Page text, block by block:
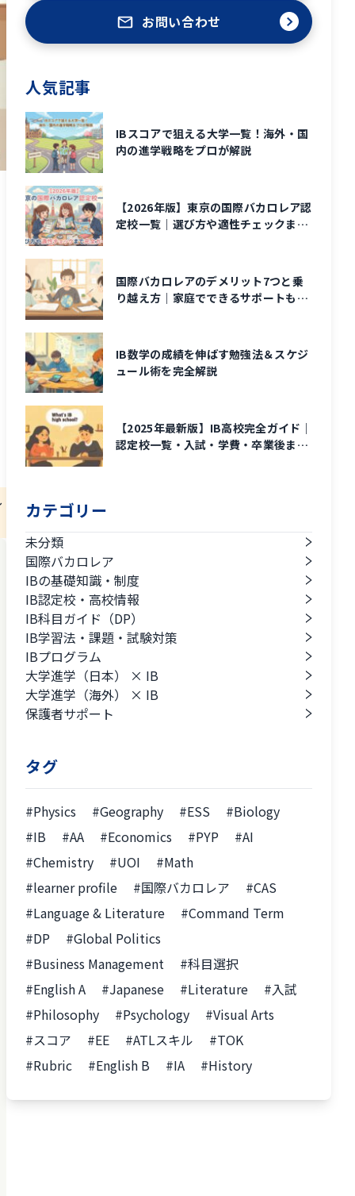
お問い合わせ
人気記事
IBスコアで狙える大学一覧！海外・国
内の進学戦略をプロが解説
【2026年版】東京の国際バカロレア認
定校一覧｜選び方や適性チェックまで
国際バカロレアのデメリット7つと乗
り越え方｜家庭でできるサポートも解
IB数学の成績を伸ばす勉強法＆スケジ
ュール術を完全解説
【2025年最新版】IB高校完全ガイド｜
認定校一覧・入試・学費・卒業後まで
カテゴリー
未分類
国際バカロレア
IBの基礎知識・制度
IB認定校・高校情報
IB科目ガイド（DP）
IB学習法・課題・試験対策
IBプログラム
大学進学（日本） × IB
大学進学（海外） × IB
保護者サポート
タグ
#Physics #Geography #ESS
#Biology
#IB
#AA #Economics #PYP
#AI
#Chemistry
#UOI
#Math
#learner profile
#国際バカロレア
#CAS
#Language & Literature
#Command Term
#DP
#Global Politics
#Business Management
#科目選択
#English A
#Japanese #Literature
#入試
#Philosophy
#Psychology
#Visual Arts
#スコア
#EE #ATLスキル
#TOK
#Rubric
#English B #IA #History